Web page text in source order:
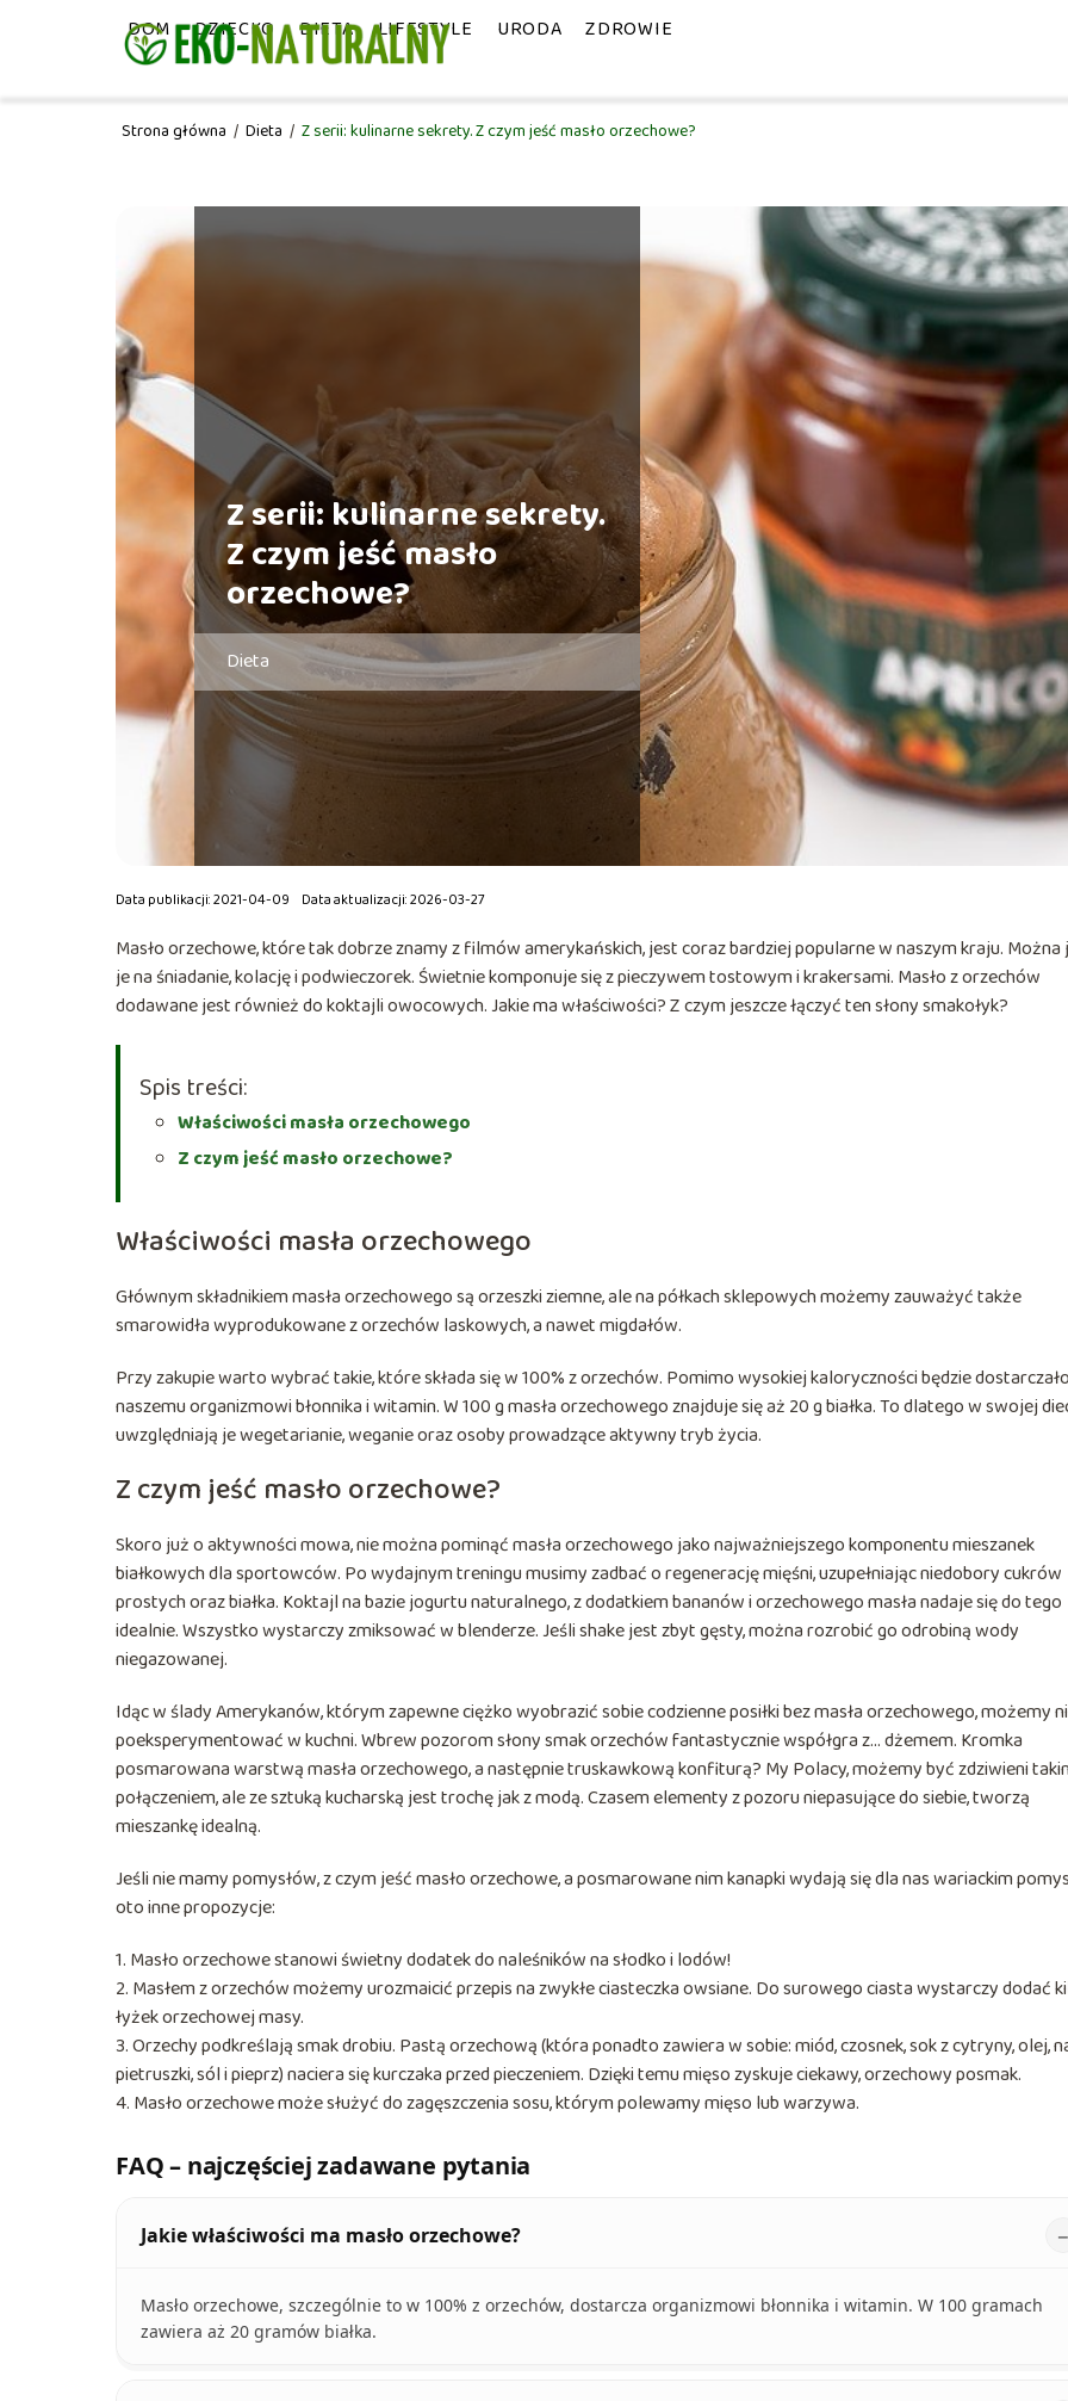
DOM DZIECKO DIETA LIFESTYLE URODA ZDROWIE
Strona główna / Dieta / Z serii: kulinarne sekrety. Z czym jeść masło orzechowe?
Z serii: kulinarne sekrety.
Z czym jeść masło
orzechowe?
Dieta
Data publikacji: 2021-04-09 Data aktualizacji: 2026-03-27
Masło orzechowe, które tak dobrze znamy z filmów amerykańskich, jest coraz bardziej popularne w naszym kraju. Można
je na śniadanie, kolację i podwieczorek. Świetnie komponuje się z pieczywem tostowym i krakersami. Masło z orzechów
dodawane jest również do koktajli owocowych. Jakie ma właściwości? Z czym jeszcze łączyć ten słony smakołyk?
Spis treści:
Właściwości masła orzechowego
Z czym jeść masło orzechowe?
Właściwości masła orzechowego
Głównym składnikiem masła orzechowego są orzeszki ziemne, ale na półkach sklepowych możemy zauważyć także
smarowidła wyprodukowane z orzechów laskowych, a nawet migdałów.
Przy zakupie warto wybrać takie, które składa się w 100% z orzechów. Pomimo wysokiej kaloryczności będzie dostarczało
naszemu organizmowi błonnika i witamin. W 100 g masła orzechowego znajduje się aż 20 g białka. To dlatego w swojej
uwzględniają je wegetarianie, weganie oraz osoby prowadzące aktywny tryb życia.
Z czym jeść masło orzechowe?
Skoro już o aktywności mowa, nie można pominąć masła orzechowego jako najważniejszego komponentu mieszanek
białkowych dla sportowców. Po wydajnym treningu musimy zadbać o regenerację mięśni, uzupełniając niedobory cukrów
prostych oraz białka. Koktajl na bazie jogurtu naturalnego, z dodatkiem bananów i orzechowego masła nadaje się do tego
idealnie. Wszystko wystarczy zmiksować w blenderze. Jeśli shake jest zbyt gęsty, można rozrobić go odrobiną wody
niegazowanej.
Idąc w ślady Amerykanów, którym zapewne ciężko wyobrazić sobie codzienne posiłki bez masła orzechowego, możemy
poeksperymentować w kuchni. Wbrew pozorom słony smak orzechów fantastycznie współgra z… dżemem. Kromka
posmarowana warstwą masła orzechowego, a następnie truskawkową konfiturą? My Polacy, możemy być zdziwieni
połączeniem, ale ze sztuką kucharską jest trochę jak z modą. Czasem elementy z pozoru niepasujące do siebie, tworzą
mieszankę idealną.
Jeśli nie mamy pomysłów, z czym jeść masło orzechowe, a posmarowane nim kanapki wydają się dla nas wariackim
oto inne propozycje:
1. Masło orzechowe stanowi świetny dodatek do naleśników na słodko i lodów!
2. Masłem z orzechów możemy urozmaicić przepis na zwykłe ciasteczka owsiane. Do surowego ciasta wystarczy dodać
łyżek orzechowej masy.
3. Orzechy podkreślają smak drobiu. Pastą orzechową (która ponadto zawiera w sobie: miód, czosnek, sok z cytryny, olej,
pietruszki, sól i pieprz) naciera się kurczaka przed pieczeniem. Dzięki temu mięso zyskuje ciekawy, orzechowy posmak.
4. Masło orzechowe może służyć do zagęszczenia sosu, którym polewamy mięso lub warzywa.
FAQ – najczęściej zadawane pytania
Jakie właściwości ma masło orzechowe?
Masło orzechowe, szczególnie to w 100% z orzechów, dostarcza organizmowi błonnika i witamin. W 100 gramach
zawiera aż 20 gramów białka.